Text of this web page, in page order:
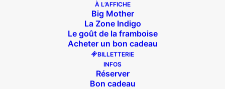
À L’AFFICHE
Big Mother
La Zone Indigo
Le goût de la framboise
Acheter un bon cadeau
BILLETTERIE
INFOS
Réserver
Bon cadeau
LA-COURSE-DES-GEANTS-TDBw-PRESSE-bd
Accueil
La course des géants
LA-COURSE-DES-GEANTS-TDBw-PRESSE-bd